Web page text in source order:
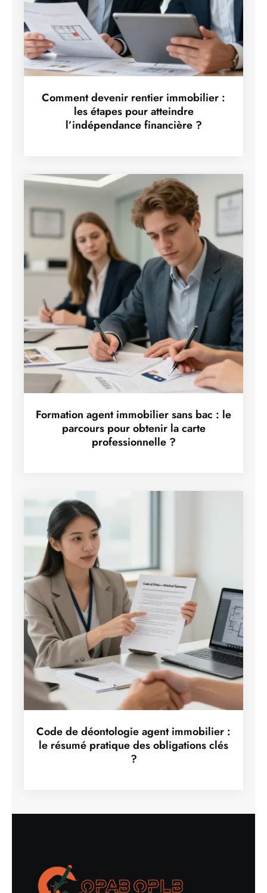
Comment devenir rentier immobilier :
les étapes pour atteindre
l’indépendance financière ?
Formation agent immobilier sans bac : le
parcours pour obtenir la carte
professionnelle ?
Code de déontologie agent immobilier :
le résumé pratique des obligations clés
?